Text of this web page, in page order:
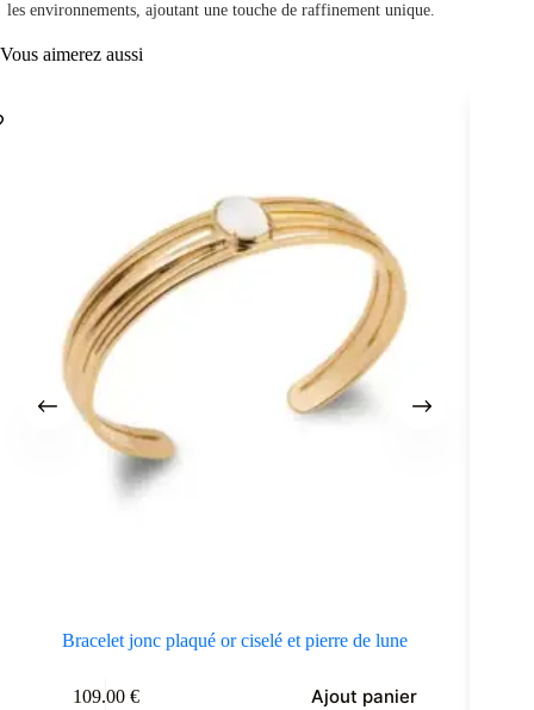
les environnements, ajoutant une touche de raffinement unique.
Vous aimerez aussi
Bracelet jonc plaqué or ciselé et pierre de lune
109.00 € Ajout panier